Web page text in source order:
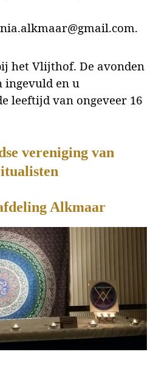
het Vlijthof. De avonden
ingevuld en u
leeftijd van ongeveer 16
vereniging van
Alkmaar